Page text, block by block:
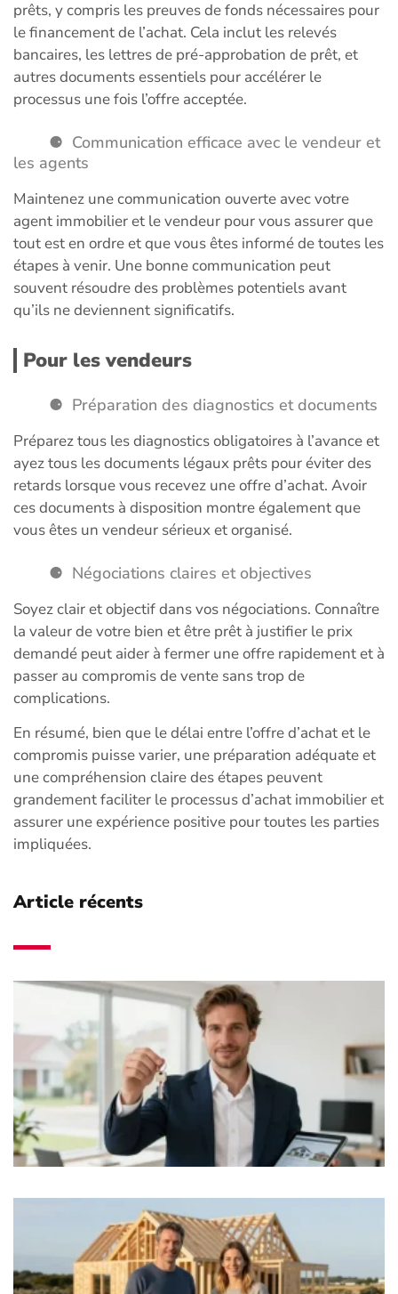
prêts, y compris les preuves de fonds nécessaires pour
le financement de l’achat. Cela inclut les relevés
bancaires, les lettres de pré-approbation de prêt, et
autres documents essentiels pour accélérer le
processus une fois l’offre acceptée.
Communication efficace avec le vendeur et
les agents
Maintenez une communication ouverte avec votre
agent immobilier et le vendeur pour vous assurer que
tout est en ordre et que vous êtes informé de toutes les
étapes à venir. Une bonne communication peut
souvent résoudre des problèmes potentiels avant
qu’ils ne deviennent significatifs.
Pour les vendeurs
Préparation des diagnostics et documents
Préparez tous les diagnostics obligatoires à l’avance et
ayez tous les documents légaux prêts pour éviter des
retards lorsque vous recevez une offre d’achat. Avoir
ces documents à disposition montre également que
vous êtes un vendeur sérieux et organisé.
Négociations claires et objectives
Soyez clair et objectif dans vos négociations. Connaître
la valeur de votre bien et être prêt à justifier le prix
demandé peut aider à fermer une offre rapidement et à
passer au compromis de vente sans trop de
complications.
En résumé, bien que le délai entre l’offre d’achat et le
compromis puisse varier, une préparation adéquate et
une compréhension claire des étapes peuvent
grandement faciliter le processus d’achat immobilier et
assurer une expérience positive pour toutes les parties
impliquées.
Article récents